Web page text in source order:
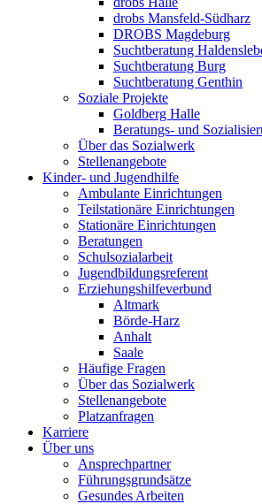
drobs Mansfeld-Südharz
DROBS Magdeburg
Suchtberatung
Suchtberatung Burg
Suchtberatung Genthin
Soziale Projekte
Goldberg Halle
Beratungs- und
Über das Sozialwerk
Stellenangebote
Kinder- und Jugendhilfe
Ambulante Einrichtungen
Teilstationäre Einrichtungen
Stationäre Einrichtungen
Beratungen
Schulsozialarbeit
Jugendbildungsreferent
Erziehungshilfeverbund
Altmark
Börde-Harz
Anhalt
Saale
Häufige Fragen
Über das Sozialwerk
Stellenangebote
Platzanfragen
Karriere
Über uns
Ansprechpartner
Führungsgrundsätze
Gesundes Arbeiten